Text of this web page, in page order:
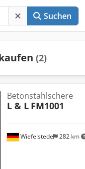
Suchen
(2)
Wiefelstede 282 km
Betonstahlschere
L & L FM1001